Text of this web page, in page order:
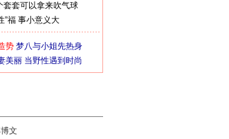
套套可以拿来吹气球
”福 事小意义大
势 梦八与小姐先热身
美丽 当野性遇到时尚
文